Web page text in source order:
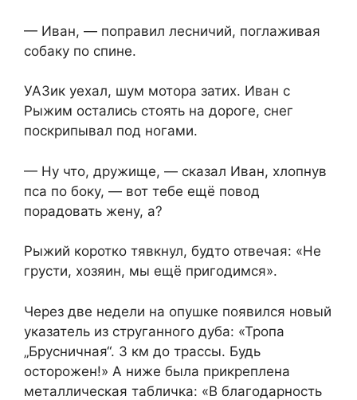
— Иван, — поправил лесничий, поглаживая
собаку по спине.
УАЗик уехал, шум мотора затих. Иван с
Рыжим остались стоять на дороге, снег
поскрипывал под ногами.
— Ну что, дружище, — сказал Иван, хлопнув
пса по боку, — вот тебе ещё повод
порадовать жену, а?
Рыжий коротко тявкнул, будто отвечая: «Не
грусти, хозяин, мы ещё пригодимся».
Через две недели на опушке появился новый
указатель из струганного дуба: «Тропа
„Брусничная“. 3 км до трассы. Будь
осторожен!» А ниже была прикреплена
металлическая табличка: «В благодарность